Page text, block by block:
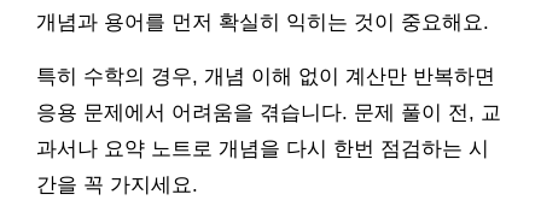
개념과 용어를 먼저 확실히 익히는 것이 중요해요.
특히 수학의 경우, 개념 이해 없이 계산만 반복하면
응용 문제에서 어려움을 겪습니다. 문제 풀이 전, 교
과서나 요약 노트로 개념을 다시 한번 점검하는 시
간을 꼭 가지세요.